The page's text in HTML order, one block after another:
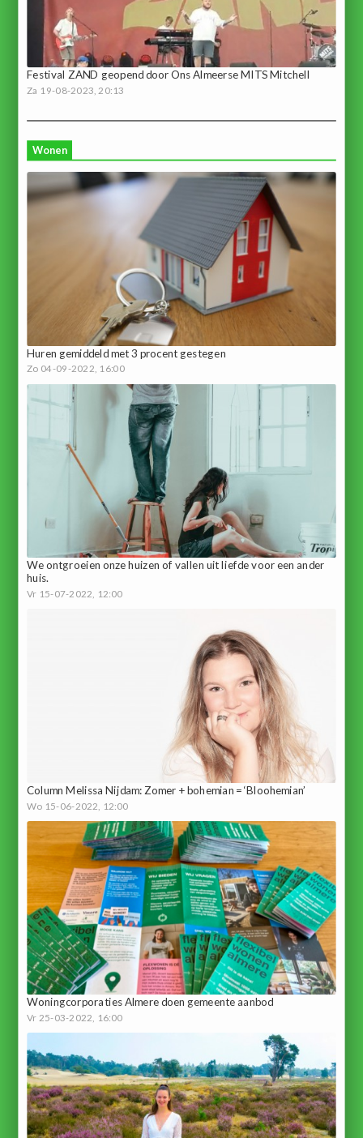
Festival ZAND geopend door Ons Almeerse MITS Mitchell
Za 19-08-2023, 20:13
Wonen
Huren gemiddeld met 3 procent gestegen
Zo 04-09-2022, 16:00
We ontgroeien onze huizen of vallen uit liefde voor een ander
huis.
Vr 15-07-2022, 12:00
Column Melissa Nijdam: Zomer + bohemian = ‘Bloohemian’
Wo 15-06-2022, 12:00
Woningcorporaties Almere doen gemeente aanbod
Vr 25-03-2022, 16:00